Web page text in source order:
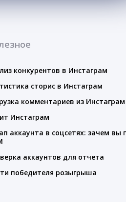
конкурентов в Инстаграм
сторис в Инстаграм
комментариев из Инстаграм
Инстаграм
аккаунта в соцсетях: зачем вы
аккаунтов для отчета
победителя розыгрыша